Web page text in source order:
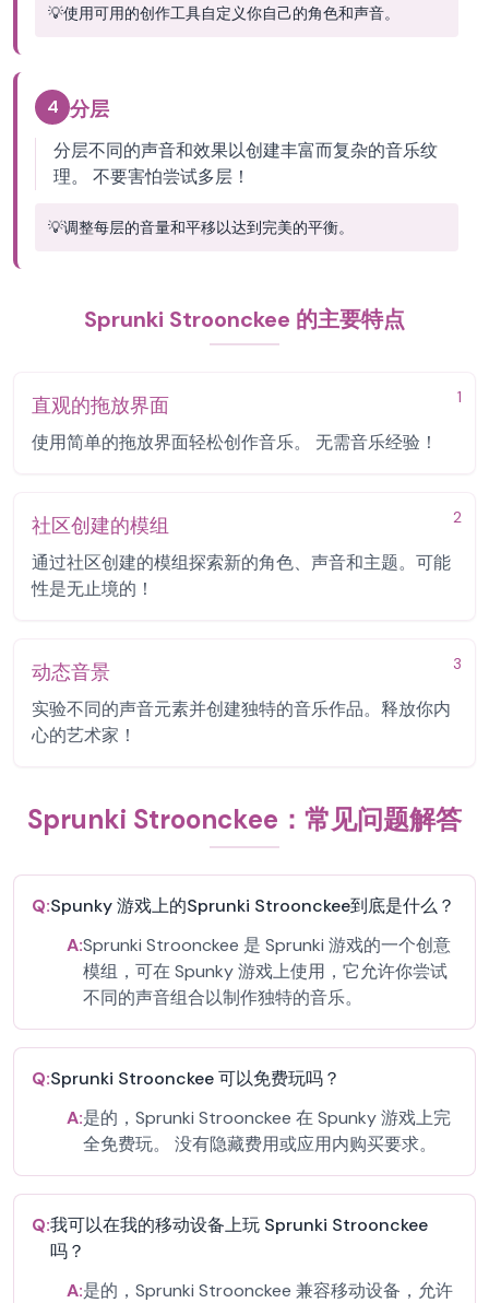
💡使用可用的创作工具自定义你自己的角色和声音。
4 分层
分层不同的声音和效果以创建丰富而复杂的音乐纹
理。 不要害怕尝试多层！
💡调整每层的音量和平移以达到完美的平衡。
Sprunki Stroonckee 的主要特点
1
直观的拖放界面
使用简单的拖放界面轻松创作音乐。 无需音乐经验！
2
社区创建的模组
通过社区创建的模组探索新的角色、声音和主题。可能
性是无止境的！
3
动态音景
实验不同的声音元素并创建独特的音乐作品。释放你内
心的艺术家！
Sprunki Stroonckee：常见问题解答
Q:Spunky 游戏上的Sprunki Stroonckee到底是什么？
A:Sprunki Stroonckee 是 Sprunki 游戏的一个创意
模组，可在 Spunky 游戏上使用，它允许你尝试
不同的声音组合以制作独特的音乐。
Q:Sprunki Stroonckee 可以免费玩吗？
A:是的，Sprunki Stroonckee 在 Spunky 游戏上完
全免费玩。 没有隐藏费用或应用内购买要求。
Q:我可以在我的移动设备上玩 Sprunki Stroonckee
吗？
A:是的，Sprunki Stroonckee 兼容移动设备，允许